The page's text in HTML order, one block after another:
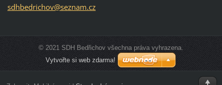
sdhbedrichov@seznam.cz
© 2021 SDH Bedřichov všechna práva vyhrazena.
Vytvořte si web zdarma!